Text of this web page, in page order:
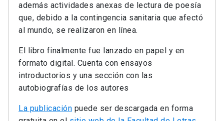
además actividades anexas de lectura de poesía
que, debido a la contingencia sanitaria que afectó
al mundo, se realizaron en línea.
El libro finalmente fue lanzado en papel y en
formato digital. Cuenta con ensayos
introductorios y una sección con las
autobiografías de los autores
La publicación puede ser descargada en forma